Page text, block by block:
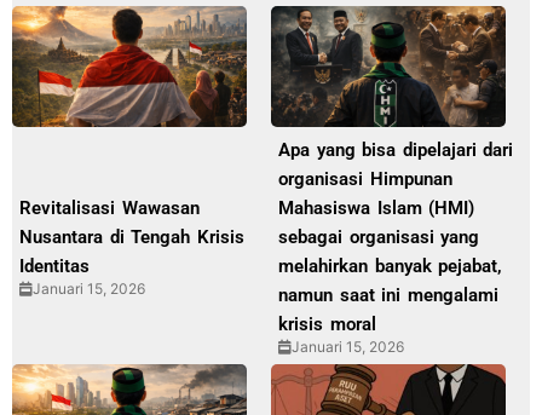
Revitalisasi Wawasan
Nusantara di Tengah Krisis
Identitas
Januari 15, 2026
Apa yang bisa dipelajari dari
organisasi Himpunan
Mahasiswa Islam (HMI)
sebagai organisasi yang
melahirkan banyak pejabat,
namun saat ini mengalami
krisis moral
Januari 15, 2026